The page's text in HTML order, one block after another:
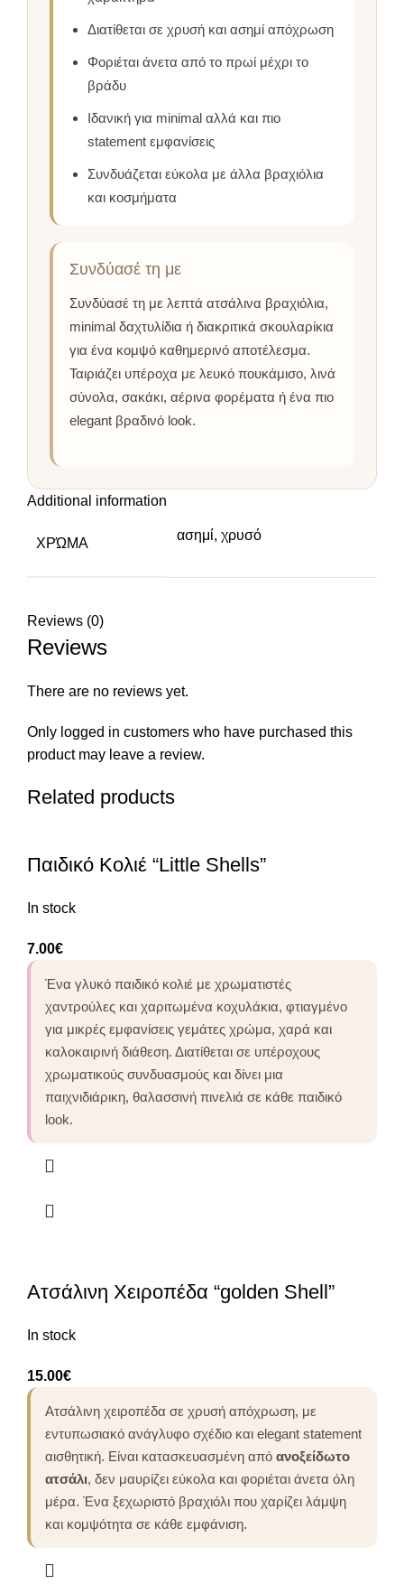
Διατίθεται σε χρυσή και ασημί απόχρωση
Φοριέται άνετα από το πρωί μέχρι το
βράδυ
Ιδανική για minimal αλλά και πιο
statement εμφανίσεις
Συνδυάζεται εύκολα με άλλα βραχιόλια
και κοσμήματα
Συνδύασέ τη με
Συνδύασέ τη με λεπτά ατσάλινα βραχιόλια,
minimal δαχτυλίδια ή διακριτικά σκουλαρίκια
για ένα κομψό καθημερινό αποτέλεσμα.
Ταιριάζει υπέροχα με λευκό πουκάμισο, λινά
σύνολα, σακάκι, αέρινα φορέματα ή ένα πιο
elegant βραδινό look.
Additional information
ΧΡΏΜΑ
ασημί, χρυσό
Reviews (0)
Reviews
There are no reviews yet.
Only logged in customers who have purchased this
product may leave a review.
Related products
Παιδικό Κολιέ “Little Shells”
In stock
7.00€
Ένα γλυκό παιδικό κολιέ με χρωματιστές
χαντρούλες και χαριτωμένα κοχυλάκια, φτιαγμένο
για μικρές εμφανίσεις γεμάτες χρώμα, χαρά και
καλοκαιρινή διάθεση. Διατίθεται σε υπέροχους
χρωματικούς συνδυασμούς και δίνει μια
παιχνιδιάρικη, θαλασσινή πινελιά σε κάθε παιδικό
look.
Ατσάλινη Χειροπέδα “golden Shell”
In stock
15.00€
Ατσάλινη χειροπέδα σε χρυσή απόχρωση, με
εντυπωσιακό ανάγλυφο σχέδιο και elegant statement
αισθητική. Είναι κατασκευασμένη από ανοξείδωτο
ατσάλι, δεν μαυρίζει εύκολα και φοριέται άνετα όλη
μέρα. Ένα ξεχωριστό βραχιόλι που χαρίζει λάμψη
και κομψότητα σε κάθε εμφάνιση.